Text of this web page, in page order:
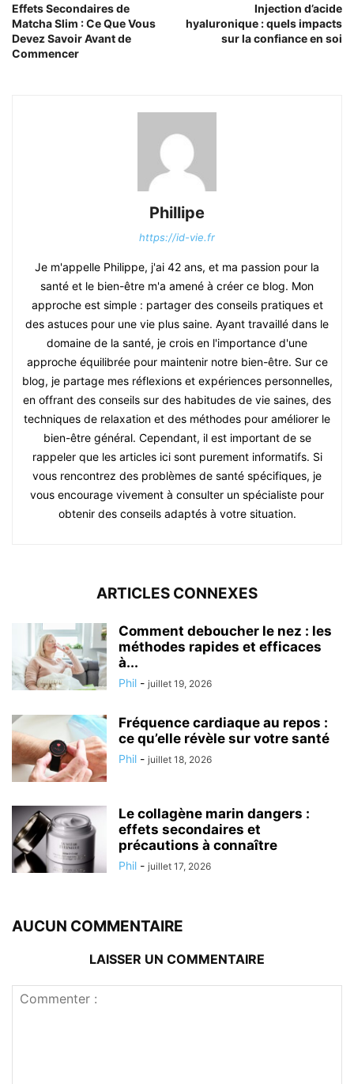
Effets Secondaires de
Matcha Slim : Ce Que Vous
Devez Savoir Avant de
Commencer
Injection d’acide
hyaluronique : quels impacts
sur la confiance en soi
Phillipe
https://id-vie.fr
Je m'appelle Philippe, j'ai 42 ans, et ma passion pour la
santé et le bien-être m'a amené à créer ce blog. Mon
approche est simple : partager des conseils pratiques et
des astuces pour une vie plus saine. Ayant travaillé dans le
domaine de la santé, je crois en l'importance d'une
approche équilibrée pour maintenir notre bien-être. Sur ce
blog, je partage mes réflexions et expériences personnelles,
en offrant des conseils sur des habitudes de vie saines, des
techniques de relaxation et des méthodes pour améliorer le
bien-être général. Cependant, il est important de se
rappeler que les articles ici sont purement informatifs. Si
vous rencontrez des problèmes de santé spécifiques, je
vous encourage vivement à consulter un spécialiste pour
obtenir des conseils adaptés à votre situation.
ARTICLES CONNEXES
Comment deboucher le nez : les
méthodes rapides et efficaces
à...
Phil - juillet 19, 2026
Fréquence cardiaque au repos :
ce qu’elle révèle sur votre santé
Phil - juillet 18, 2026
Le collagène marin dangers :
effets secondaires et
précautions à connaître
Phil - juillet 17, 2026
AUCUN COMMENTAIRE
LAISSER UN COMMENTAIRE